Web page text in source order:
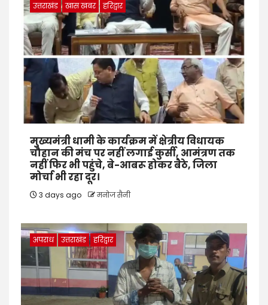
उत्तराखंड खास खबर हरिद्वार
मुख्यमंत्री धामी के कार्यक्रम में क्षेत्रीय विधायक
चौहान की मंच पर नहीं लगाई कुर्सी, आमंत्रण तक
नहीं फिर भी पहुंचे, बे-आबरू होकर बैठे, जिला
मोर्चा भी रहा दूर।
3 days ago मनोज सैनी
अपराध उत्तराखंड हरिद्वार